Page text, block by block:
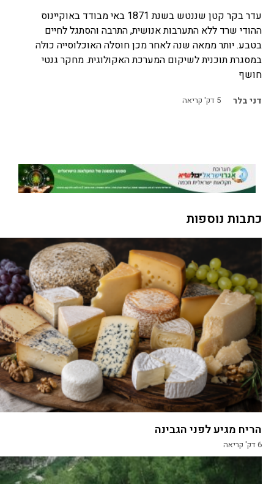
עדר בקר קטן שננטש בשנת 1871 באי מבודד באוקיינוס
ההודי שרד ללא התערבות אנושית, התרבה והסתגל לחיים
בטבע. יותר ממאה שנה לאחר מכן חוסלה האוכלוסייה כולה
במסגרת תוכנית לשיקום המערכת האקולוגית. מחקר גנטי
חושף
דני בלר 5 דק' קריאה
כתבות נוספות
הריח מגיע לפני הגבינה
6דק' קריאה